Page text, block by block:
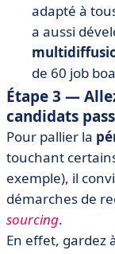
adapté à
a aussi
de 60 job
Étape 3 —
candidats
Pour pallier la
touchant
exemple), il
démarches de
sourcing.
En effet, gardez